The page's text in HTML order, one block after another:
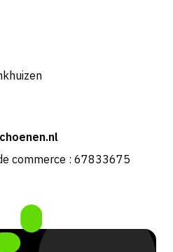
commerce : 67833675